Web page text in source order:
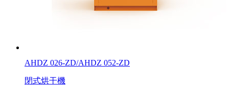
AHDZ 026-ZD/AHDZ 052-ZD
閉式烘干機